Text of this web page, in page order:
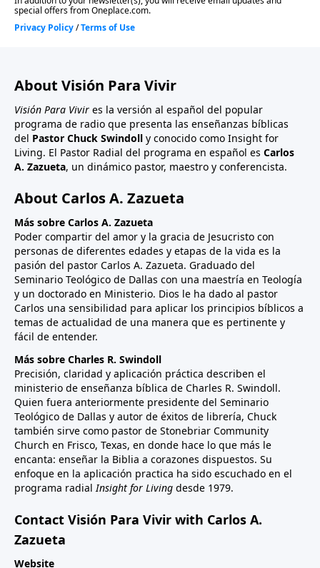
About Visión Para Vivir
Visión Para Vivir es la versión al español del popular
programa de radio que presenta las enseñanzas bíblicas
del Pastor Chuck Swindoll y conocido como Insight for
Living. El Pastor Radial del programa en español es Carlos
A. Zazueta, un dinámico pastor, maestro y conferencista.
About Carlos A. Zazueta
Más sobre Carlos A. Zazueta
Poder compartir del amor y la gracia de Jesucristo con
personas de diferentes edades y etapas de la vida es la
pasión del pastor Carlos A. Zazueta. Graduado del
Seminario Teológico de Dallas con una maestría en Teología
y un doctorado en Ministerio. Dios le ha dado al pastor
Carlos una sensibilidad para aplicar los principios bíblicos a
temas de actualidad de una manera que es pertinente y
fácil de entender.
Más sobre Charles R. Swindoll
Precisión, claridad y aplicación práctica describen el
ministerio de enseñanza bíblica de Charles R. Swindoll.
Quien fuera anteriormente presidente del Seminario
Teológico de Dallas y autor de éxitos de librería, Chuck
también sirve como pastor de Stonebriar Community
Church en Frisco, Texas, en donde hace lo que más le
encanta: enseñar la Biblia a corazones dispuestos. Su
enfoque en la aplicación practica ha sido escuchado en el
programa radialInsight for Living desde 1979.
Contact Visión Para Vivir with Carlos A.
Zazueta
Website